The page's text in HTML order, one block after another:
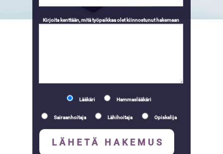
Kirjoita kenttään, mitä työpaikkaa olet kiinnostunut hakemaan
Lääkäri Hammaslääkäri
Sairaanhoitaja Lähihoitaja Opiskelija